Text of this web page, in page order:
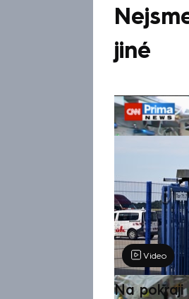
jiné
Výběr
Video
Na pokraji